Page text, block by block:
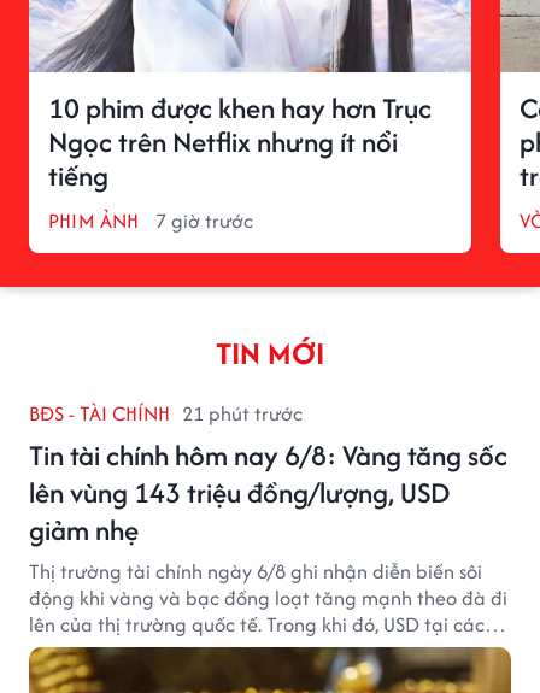
10 phim được khen hay hơn Trục
Ngọc trên Netflix nhưng ít nổi
tiếng
PHIM ẢNH 7 giờ trước
TIN MỚI
BĐS - TÀI CHÍNH 21 phút trước
Tin tài chính hôm nay 6/8: Vàng tăng sốc
lên vùng 143 triệu đồng/lượng, USD
giảm nhẹ
Thị trường tài chính ngày 6/8 ghi nhận diễn biến sôi
động khi vàng và bạc đồng loạt tăng mạnh theo đà đi
lên của thị trường quốc tế. Trong khi đó, USD tại các
ngân hàng tiếp tục hạ nhiệt dù tỷ giá trung tâm lập
đỉnh mới.